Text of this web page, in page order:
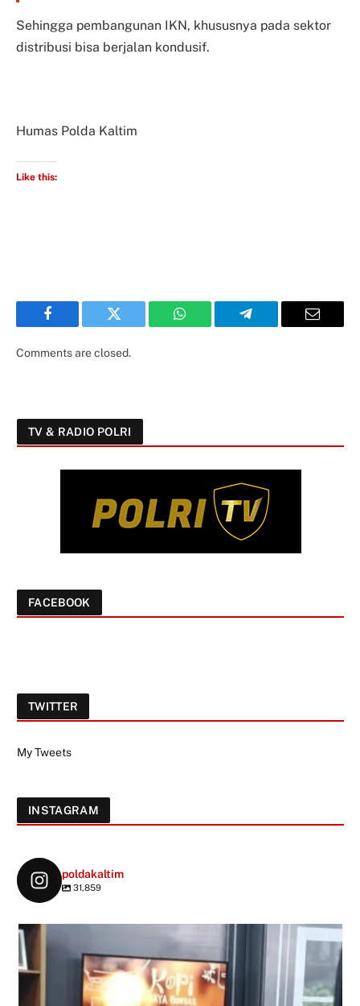
Sehingga pembangunan IKN, khususnya pada sektor
distribusi bisa berjalan kondusif.
Humas Polda Kaltim
Like this:
Facebook Twitter WhatsApp Telegram Email
Comments are closed.
TV & RADIO POLRI
FACEBOOK
TWITTER
My Tweets
INSTAGRAM
poldakaltim
31,859